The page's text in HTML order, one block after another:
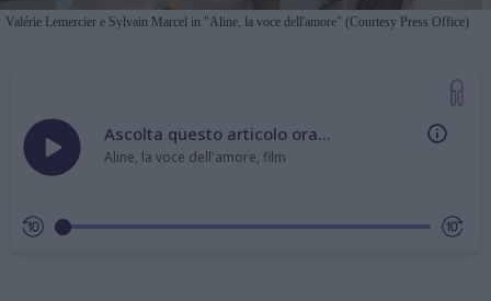
Valérie Lemercier e Sylvain Marcel in "Aline, la voce dell'amore" (Courtesy Press Office)
Ascolta questo articolo ora...
Aline, la voce dell'amore, film